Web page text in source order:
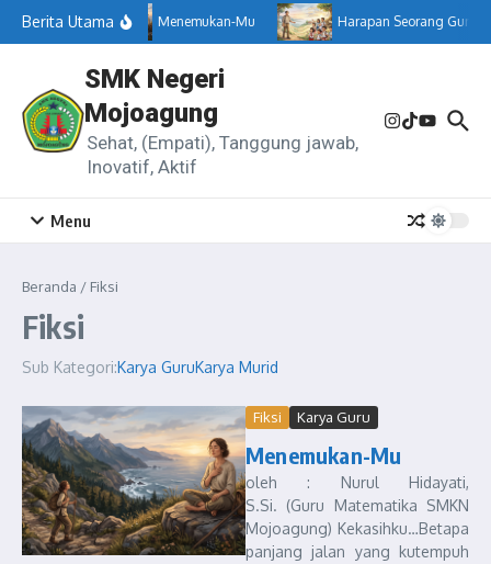
Berita Utama Menemukan-Mu Harapan Seorang Guru
SMK Negeri
Mojoagung
Sehat, (Empati), Tanggung jawab,
Inovatif, Aktif
Menu
Beranda / Fiksi
Fiksi
Sub Kategori:Karya GuruKarya Murid
Fiksi Karya Guru
Menemukan-Mu
oleh : Nurul Hidayati,
S.Si. (Guru Matematika SMKN
Mojoagung) Kekasihku…Betapa
panjang jalan yang kutempuh